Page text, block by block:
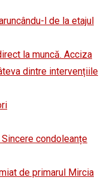
l de la etajul
la muncă. Acciza
dintre intervențiile
condoleanțe
de primarul Mircia